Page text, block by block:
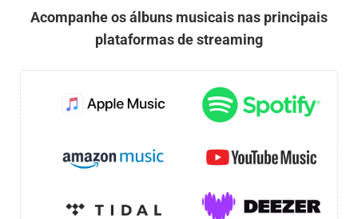
Acompanhe os álbuns musicais nas principais
plataformas de streaming